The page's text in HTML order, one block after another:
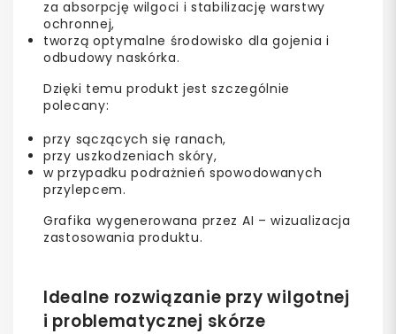
za absorpcję wilgoci i stabilizację warstwy
ochronnej,
tworzą optymalne środowisko dla gojenia i
odbudowy naskórka.
Dzięki temu produkt jest szczególnie
polecany:
przy sączących się ranach,
przy uszkodzeniach skóry,
w przypadku podrażnień spowodowanych
przylepcem.
Grafika wygenerowana przez AI – wizualizacja
zastosowania produktu.
Idealne rozwiązanie przy wilgotnej
i problematycznej skórze